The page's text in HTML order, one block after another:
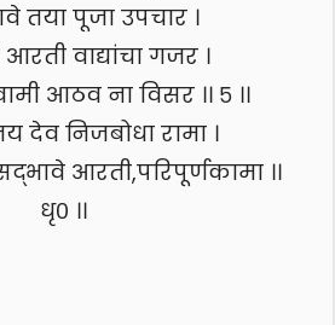
तया पूजा उपचार ।
वाद्यांचा गजर ।
आठव ना विसर ।। ५ ।।
देव निजबोधा रामा ।
आरती,परिपूर्णकामा ।।
धृ० ।।